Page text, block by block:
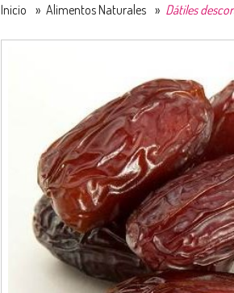
Inicio » Alimentos Naturales » Dátiles